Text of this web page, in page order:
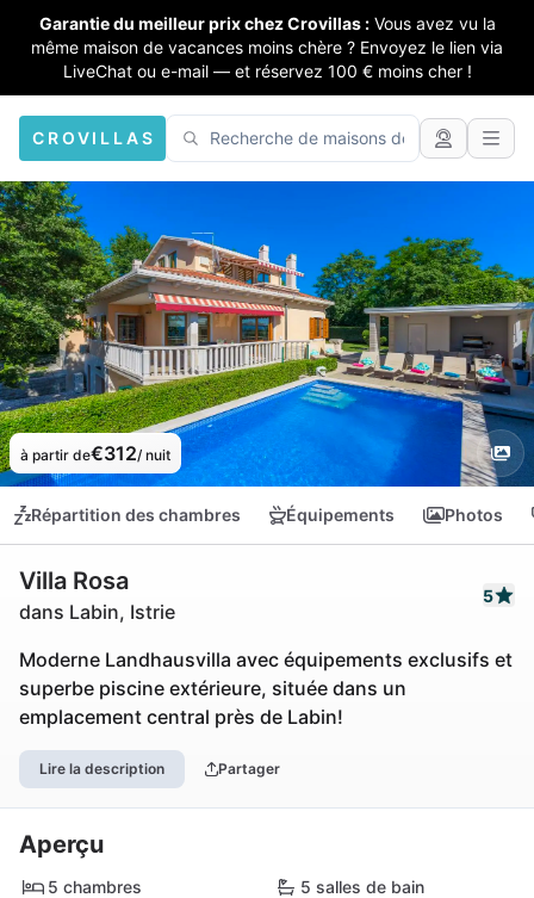
Garantie du meilleur prix chez Crovillas : Vous avez vu la
même maison de vacances moins chère ? Envoyez le lien via
LiveChat ou e-mail — et réservez 100 € moins cher !
CROVILLAS
à partir de€312/ nuit
Répartition des chambres Équipements Photos
Villa Rosa
dans Labin, Istrie
5
Moderne Landhausvilla avec équipements exclusifs et
superbe piscine extérieure, située dans un
emplacement central près de Labin!
Lire la description Partager
Aperçu
5 chambres
5 salles de bain